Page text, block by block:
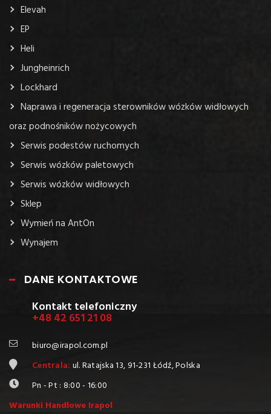
Elevah
EP
Heli
Jungheinrich
Lockhard
Naprawa i regeneracja sterowników wózków widłowych
oraz podnośników nożycowych
Serwis podestów ruchomych
Serwis wózków paletowych
Serwis wózków widłowych
Sklep
Wymień na AntOn
Wynajem
DANE KONTAKTOWE
Kontakt telefoniczny
+48 42 651 21 08
biuro@irapol.com.pl
Centrala: ul. Ratajska 13, 91-231 Łódź, Polska
Pn - Pt : 8:00 - 16:00
Warunki Handlowe Irapol